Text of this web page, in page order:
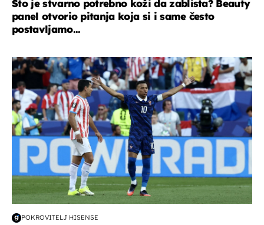
Što je stvarno potrebno koži da zablista? Beauty
panel otvorio pitanja koja si i same često
postavljamo...
svjetsko prvenstvo 2026
POKROVITELJ HISENSE